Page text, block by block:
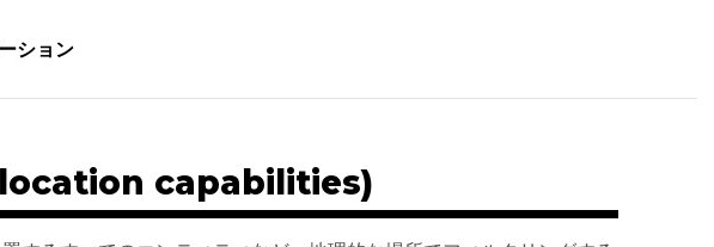
ション
capabilities)